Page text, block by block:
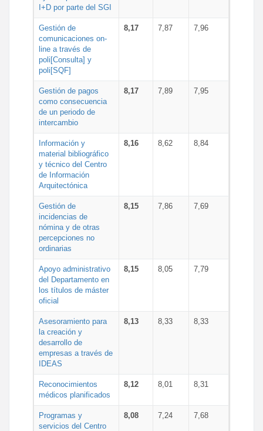
I+D por parte del SGI
Gestión de
comunicaciones on-
line a través de
poli[Consulta] y
poli[SQF]
8,17 7,87 7,96
Gestión de pagos
como consecuencia
de un periodo de
intercambio
8,17 7,89 7,95
Información y
material bibliográfico
y técnico del Centro
de Información
Arquitectónica
8,16 8,62 8,84
Gestión de
incidencias de
nómina y de otras
percepciones no
ordinarias
8,15 7,86 7,69
Apoyo administrativo
del Departamento en
los títulos de máster
oficial
8,15 8,05 7,79
Asesoramiento para
la creación y
desarrollo de
empresas a través de
IDEAS
8,13 8,33 8,33
Reconocimientos
médicos planificados
8,12 8,01 8,31
Programas y
servicios del Centro
8,08 7,24 7,68